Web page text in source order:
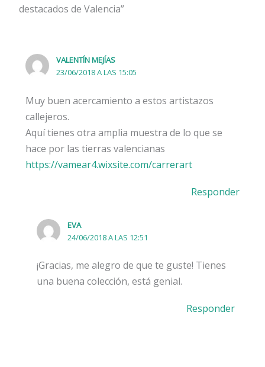
destacados de Valencia”
VALENTÍN MEJÍAS
23/06/2018 A LAS 15:05
Muy buen acercamiento a estos artistazos
callejeros.
Aquí tienes otra amplia muestra de lo que se
hace por las tierras valencianas
https://vamear4.wixsite.com/carrerart
Responder
EVA
24/06/2018 A LAS 12:51
¡Gracias, me alegro de que te guste! Tienes
una buena colección, está genial.
Responder